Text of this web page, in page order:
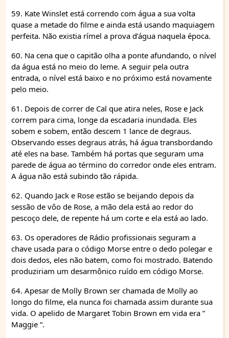
59. Kate Winslet está correndo com água a sua volta
quase a metade do filme e ainda está usando maquiagem
perfeita. Não existia rímel a prova d’água naquela época.
60. Na cena que o capitão olha a ponte afundando, o nível
da água está no meio do leme. A seguir pela outra
entrada, o nível está baixo e no próximo está novamente
pelo meio.
61. Depois de correr de Cal que atira neles, Rose e Jack
correm para cima, longe da escadaria inundada. Eles
sobem e sobem, então descem 1 lance de degraus.
Observando esses degraus atrás, há água transbordando
até eles na base. Também há portas que seguram uma
parede de água ao término do corredor onde eles entram.
A água não está subindo tão rápida.
62. Quando Jack e Rose estão se beijando depois da
sessão de vôo de Rose, a mão dela está ao redor do
pescoço dele, de repente há um corte e ela está ao lado.
63. Os operadores de Rádio profissionais seguram a
chave usada para o código Morse entre o dedo polegar e
dois dedos, eles não batem, como foi mostrado. Batendo
produziriam um desarmônico ruído em código Morse.
64. Apesar de Molly Brown ser chamada de Molly ao
longo do filme, ela nunca foi chamada assim durante sua
vida. O apelido de Margaret Tobin Brown em vida era ”
Maggie “.